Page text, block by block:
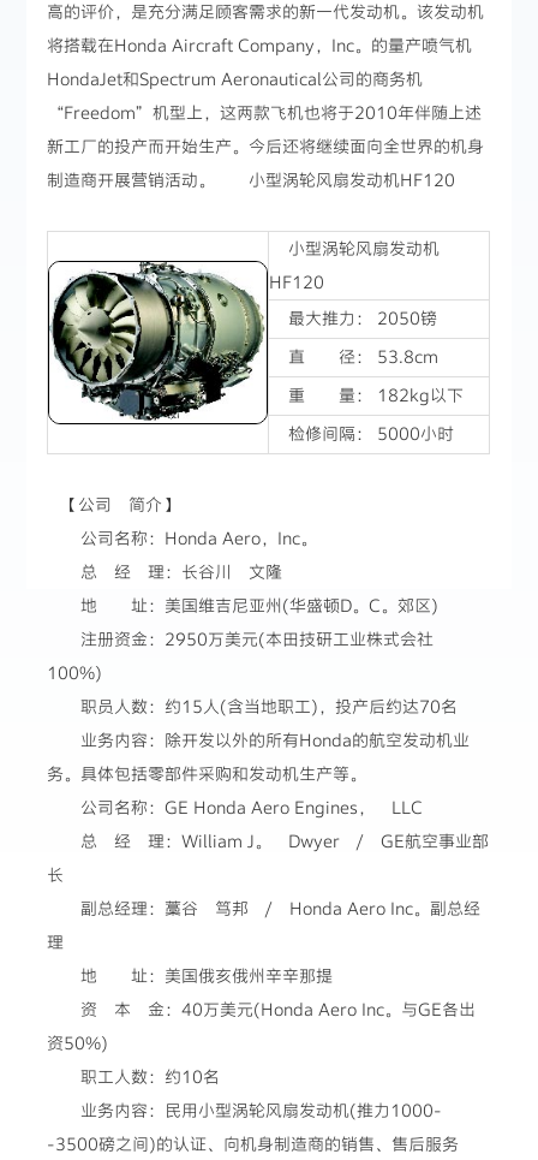
高的评价，是充分满足顾客需求的新一代发动机。该发动机
将搭载在Honda Aircraft Company，Inc。的量产喷气机
HondaJet和Spectrum Aeronautical公司的商务机
“Freedom”机型上，这两款飞机也将于2010年伴随上述
新工厂的投产而开始生产。今后还将继续面向全世界的机身
制造商开展营销活动。 小型涡轮风扇发动机HF120
小型涡轮风扇发动机
HF120
最大推力： 2050镑
直 径： 53.8cm
重 量： 182kg以下
检修间隔： 5000小时
【公司 简介】
公司名称：Honda Aero，Inc。
总 经 理：长谷川 文隆
地 址：美国维吉尼亚州(华盛顿D。C。郊区)
注册资金：2950万美元(本田技研工业株式会社
100%)
职员人数：约15人(含当地职工)，投产后约达70名
业务内容：除开发以外的所有Honda的航空发动机业
务。具体包括零部件采购和发动机生产等。
公司名称：GE Honda Aero Engines， LLC
总 经 理：William J。 Dwyer / GE航空事业部
长
副总经理：藁谷 笃邦 / Honda Aero Inc。副总经
理
地 址：美国俄亥俄州辛辛那提
资 本 金：40万美元(Honda Aero Inc。与GE各出
资50%)
职工人数：约10名
业务内容：民用小型涡轮风扇发动机(推力1000-
-3500磅之间)的认证、向机身制造商的销售、售后服务